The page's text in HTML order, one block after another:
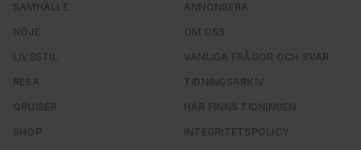
SAMHÄLLE
NÖJE
LIVSSTIL
RESA
QRUISER
SHOP
ANNONSERA
OM OSS
VANLIGA FRÅGOR OCH SVAR
TIDNINGSARKIV
HÄR FINNS TIDNINGEN
INTEGRITETSPOLICY